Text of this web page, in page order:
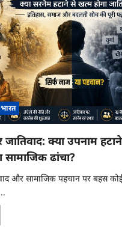
भारत
क्या उपनाम
सामाजिक ढांचा?
और सामाजिक पहचान पर बहस